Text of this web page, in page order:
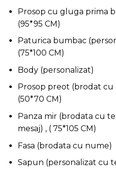
Prosop cu gluga prima
(95*95 CM)
Paturica bumbac
(75*100 CM)
Body (personalizat)
Prosop preot (brodat cu
(50*70 CM)
Panza mir (brodata cu
mesaj) , ( 75*105 CM)
Fasa (brodata cu nume)
Sapun (personalizat cu